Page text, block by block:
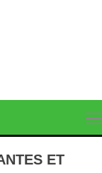
ET